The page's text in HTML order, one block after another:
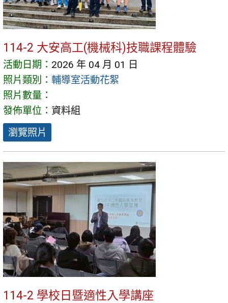
114-2 大安高工(機械科)技職課程體驗
活動日期： 2026 年 04 月 01 日
照片類別： 輔導室活動花絮
照片數量：
發佈單位： 資料組
瀏覽照片
114-2 學校日暨適性入學講座